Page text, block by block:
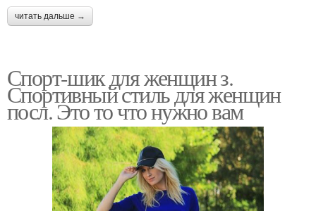
читать дальше →
Спорт-шик для женщин з.
Спортивный стиль для женщин
посл. Это то что нужно вам